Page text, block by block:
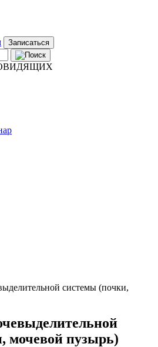
Записаться
системы (почки,
мочевой пузырь)